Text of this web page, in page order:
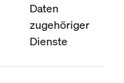
Daten
zugehöriger
Dienste